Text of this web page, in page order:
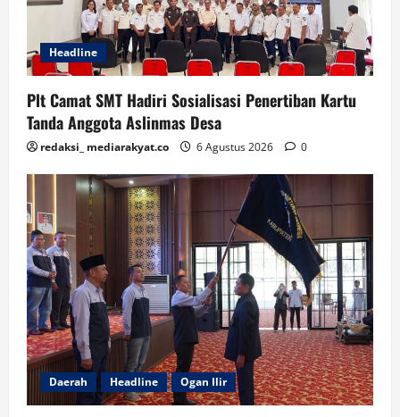
Headline
Plt Camat SMT Hadiri Sosialisasi Penertiban Kartu
Tanda Anggota Aslinmas Desa
redaksi_ mediarakyat.co 6 Agustus 2026 0
Daerah Headline Ogan Ilir